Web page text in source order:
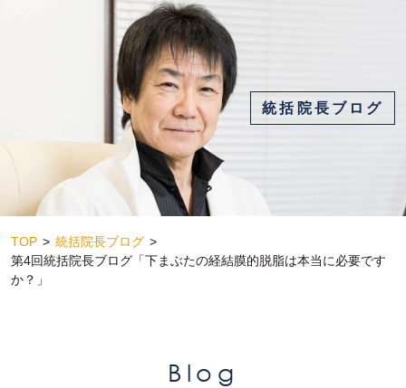
統括院長ブログ
TOP
統括院長ブログ
第4回統括院長ブログ「下まぶたの経結膜的脱脂は本当に必要です
か？」
Blog